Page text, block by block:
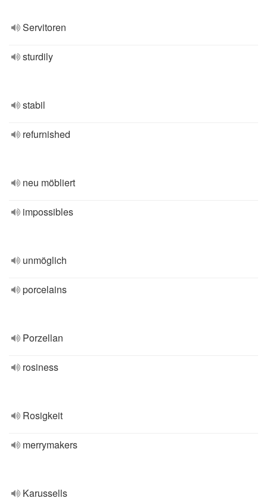
Servitoren
sturdily
stabil
refurnished
neu möbliert
impossibles
unmöglich
porcelains
Porzellan
rosiness
Rosigkeit
merrymakers
Karussells